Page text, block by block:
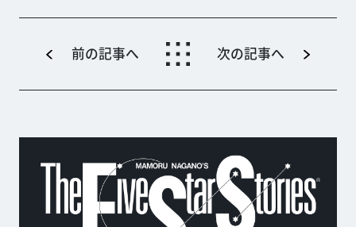
前の記事へ 次の記事へ